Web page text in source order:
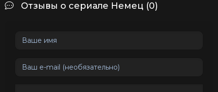
Отзывы о сериале Немец (0)